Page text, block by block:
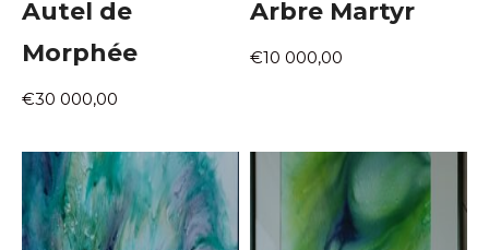
Autel de
Morphée
€30 000,00
Arbre Martyr
€10 000,00